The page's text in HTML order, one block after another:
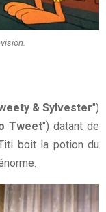
& Sylvester")
Tweet") datant de
boit la potion du